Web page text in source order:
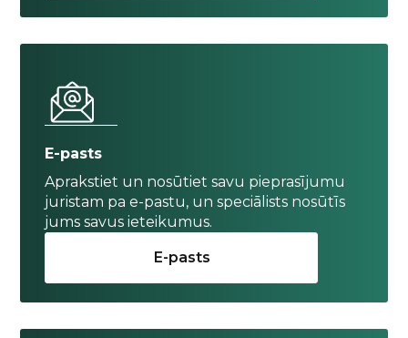
E-pasts
Aprakstiet un nosūtiet savu pieprasījumu
juristam pa e-pastu, un speciālists nosūtīs
jums savus ieteikumus.
E-pasts